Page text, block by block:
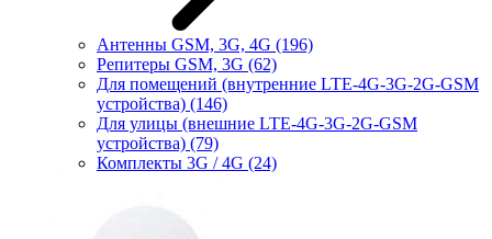
Антенны GSM, 3G, 4G (196)
Репитеры GSM, 3G (62)
Для помещений (внутренние LTE-4G-3G-2G-GSM
устройства) (146)
Для улицы (внешние LTE-4G-3G-2G-GSM
устройства) (79)
Комплекты 3G / 4G (24)